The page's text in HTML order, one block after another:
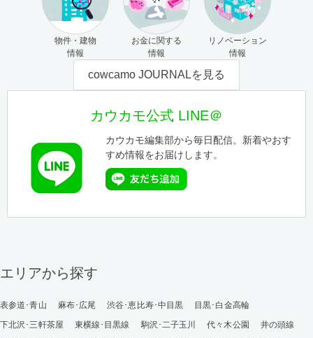
物件・建物
情報
お金に関する
情報
リノベーション
情報
cowcamo JOURNALを見る
カウカモ公式 LINE＠
カウカモ編集部から毎日配信。新着やおす
すめ情報をお届けします。
エリアから探す
表参道･青山 麻布･広尾 渋谷･恵比寿･中目黒
目黒･白金高輪
下北沢･三軒茶屋
東横線･目黒線 駒沢･二子玉川 代々木公園
井の頭線